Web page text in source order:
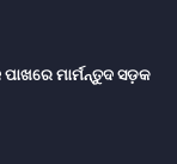
ମାର୍ମନ୍ତୁଦ ସଡ଼କ